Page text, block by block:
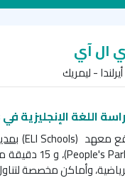
ال آي
أيرلندا - ليمريك
اللغة الإنجليزية في
معهد (ELI Schools) ب
People's)، و 15 دقيقة من قلعة (
وأماكن مخصصة